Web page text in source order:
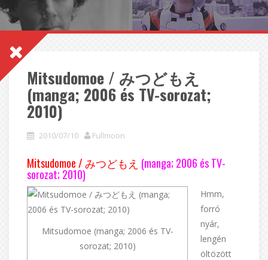
Mitsudomoe / みつどもえ
(manga; 2006 és TV-sorozat;
2010)
2010/07/10 Fullmoon
Mitsudomoe / みつどもえ (manga; 2006 és TV-
sorozat; 2010)
Mitsudomoe (manga; 2006 és TV-
sorozat; 2010)
Hmm,
forró
nyár,
lengén
öltözött